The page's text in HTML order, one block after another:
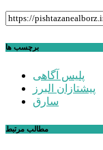
برچسب ها
پلیس آگاهی
پیشتازان البرز
سارق
مطالب مرتبط